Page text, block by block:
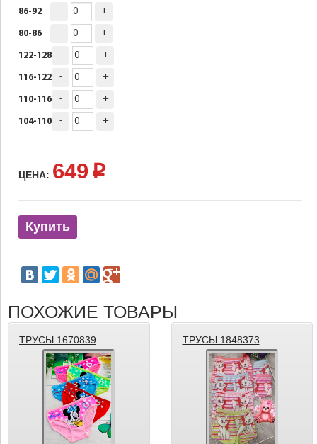
86-92 - +
80-86 - +
122-128 - +
116-122 - +
110-116 - +
104-110 - +
ЦЕНА: 649 p
Купить
ПОХОЖИЕ ТОВАРЫ
ТРУСЫ 1670839 ТРУСЫ 1848373